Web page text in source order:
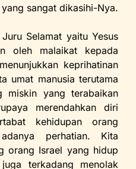
sangat dikasihi-Nya.
Selamat yaitu Yesus
oleh malaikat kepada
keprihatinan
umat manusia terutama
miskin yang terabaikan
merendahkan diri
kehidupan orang
perhatian. Kita
orang Israel yang hidup
terkadang menolak